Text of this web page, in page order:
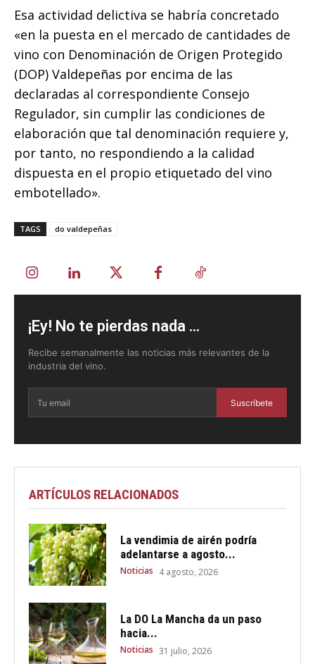
Esa actividad delictiva se habría concretado
«en la puesta en el mercado de cantidades de
vino con Denominación de Origen Protegido
(DOP) Valdepeñas por encima de las
declaradas al correspondiente Consejo
Regulador, sin cumplir las condiciones de
elaboración que tal denominación requiere y,
por tanto, no respondiendo a la calidad
dispuesta en el propio etiquetado del vino
embotellado».
TAGS do valdepeñas
¡Ey! No te pierdas nada ...
Recibe semanalmente las noticias más relevantes de la
industria del vino.
Suscríbete
ARTÍCULOS RELACIONADOS
La vendimia de airén podría
adelantarse a agosto...
Noticias 4 agosto, 2026
La DO La Mancha da un paso
hacia...
Noticias 31 julio, 2026